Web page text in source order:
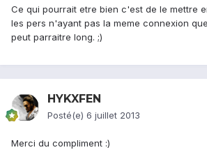
Ce qui pourrait etre bien c'est de le mettre
les pers n'ayant pas la meme connexion
peut parraitre long. ;)
HYKXFEN
Posté(e) 6 juillet 2013
Merci du compliment :)